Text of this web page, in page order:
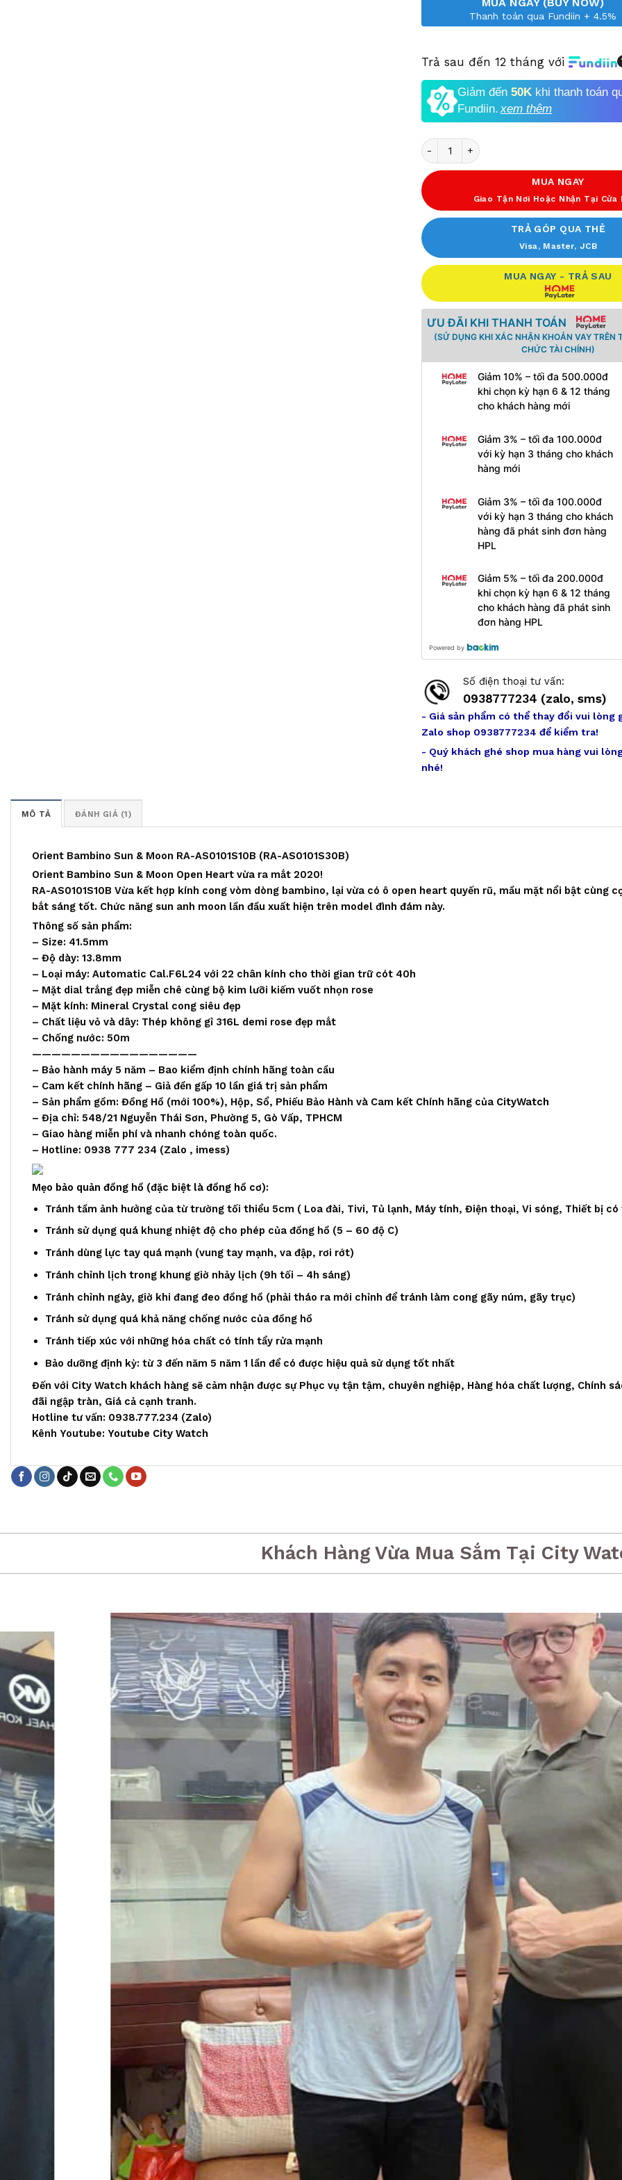
Thanh toán qua Fundiin + 4.5%
Trả sau đến 12 tháng với
Giảm đến 50K khi thanh toán
Fundiin. xem thêm
Số lượng
MUA NGAY
Giao Tận Nơi Hoặc Nhận Tại Cửa
TRẢ GÓP QUA THẺ
Visa, Master, JCB
MUA NGAY - TRẢ SAU
ƯU ĐÃI KHI THANH TOÁN
(SỬ DỤNG KHI XÁC NHẬN KHOẢN VAY TRÊN
CHỨC TÀI CHÍNH)
Giảm 10% – tối đa 500.000đ
khi chọn kỳ hạn 6 & 12 tháng
cho khách hàng mới
Giảm 3% – tối đa 100.000đ
với kỳ hạn 3 tháng cho khách
hàng mới
Giảm 3% – tối đa 100.000đ
với kỳ hạn 3 tháng cho khách
hàng đã phát sinh đơn hàng
HPL
Giảm 5% – tối đa 200.000đ
khi chọn kỳ hạn 6 & 12 tháng
cho khách hàng đã phát sinh
đơn hàng HPL
Powered by
Số điện thoại tư vấn:
0938777234 (zalo, sms)
- Giá sản phẩm có thể thay đổi vui lòng
Zalo shop 0938777234 để kiểm tra!
- Quý khách ghé shop mua hàng vui
nhé!
MÔ TẢ ĐÁNH GIÁ (1)
Orient Bambino Sun & Moon RA-AS0101S10B (RA-AS0101S30B)
Orient Bambino Sun & Moon Open Heart vừa ra mắt 2020!
RA-AS0101S10B Vừa kết hợp kính cong vòm dòng bambino, lại vừa có ô open heart quyến rũ, mầu mặt nổi bật cùng
bắt sáng tốt. Chức năng sun anh moon lần đầu xuất hiện trên model đình đám này.
Thông số sản phẩm:
– Size: 41.5mm
– Độ dày: 13.8mm
– Loại máy: Automatic Cal.F6L24 với 22 chân kính cho thời gian trữ cót 40h
– Mặt dial trắng đẹp miễn chê cùng bộ kim lưỡi kiếm vuốt nhọn rose
– Mặt kính: Mineral Crystal cong siêu đẹp
– Chất liệu vỏ và dây: Thép không gỉ 316L demi rose đẹp mắt
– Chống nước: 50m
—————————————————
– Bảo hành máy 5 năm – Bao kiểm định chính hãng toàn cầu
– Cam kết chính hãng – Giả đền gấp 10 lần giá trị sản phẩm
– Sản phẩm gồm: Đồng Hồ (mới 100%), Hộp, Sổ, Phiếu Bảo Hành và Cam kết Chính hãng của CityWatch
– Địa chỉ: 548/21 Nguyễn Thái Sơn, Phường 5, Gò Vấp, TPHCM
– Giao hàng miễn phí và nhanh chóng toàn quốc.
– Hotline: 0938 777 234 (Zalo , imess)
Mẹo bảo quản đồng hồ (đặc biệt là đồng hồ cơ):
Tránh tầm ảnh hưởng của từ trường tối thiểu 5cm ( Loa đài, Tivi, Tủ lạnh, Máy tính, Điện thoại, Vi sóng, Thiết bị
Tránh sử dụng quá khung nhiệt độ cho phép của đồng hồ (5 – 60 độ C)
Tránh dùng lực tay quá mạnh (vung tay mạnh, va đập, rơi rớt)
Tránh chỉnh lịch trong khung giờ nhảy lịch (9h tối – 4h sáng)
Tránh chỉnh ngày, giờ khi đang đeo đồng hồ (phải tháo ra mới chỉnh để tránh làm cong gãy núm, gãy trục)
Tránh sử dụng quá khả năng chống nước của đồng hồ
Tránh tiếp xúc với những hóa chất có tính tẩy rửa mạnh
Bảo dưỡng định kỳ: từ 3 đến năm 5 năm 1 lần để có được hiệu quả sử dụng tốt nhất
Đến với City Watch khách hàng sẽ cảm nhận được sự Phục vụ tận tậm, chuyên nghiệp, Hàng hóa chất lượng, Chính
đãi ngập tràn, Giá cả cạnh tranh.
Hotline tư vấn: 0938.777.234 (Zalo)
Kênh Youtube: Youtube City Watch
Khách Hàng Vừa Mua Sắm Tại City